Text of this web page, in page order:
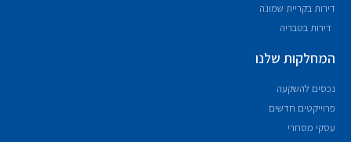
דירות בקריית שמונה
דירות בטבריה
המחלקות שלנו
נכסים להשקעה
פרוייקטים חדשים
עסקי מסחרי